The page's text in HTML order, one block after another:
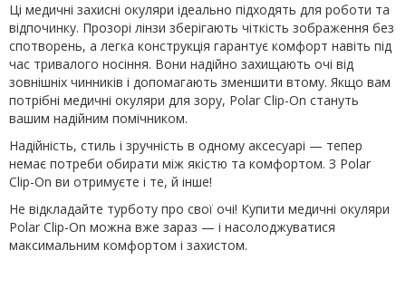
Ці медичні захисні окуляри ідеально підходять для роботи та
відпочинку. Прозорі лінзи зберігають чіткість зображення без
спотворень, а легка конструкція гарантує комфорт навіть під
час тривалого носіння. Вони надійно захищають очі від
зовнішніх чинників і допомагають зменшити втому. Якщо вам
потрібні медичні окуляри для зору, Polar Clip-On стануть
вашим надійним помічником.
Надійність, стиль і зручність в одному аксесуарі — тепер
немає потреби обирати між якістю та комфортом. З Polar
Clip-On ви отримуєте і те, й інше!
Не відкладайте турботу про свої очі! Купити медичні окуляри
Polar Clip-On можна вже зараз — і насолоджуватися
максимальним комфортом і захистом.